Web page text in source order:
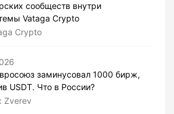
сообществ внутри
Vataga Crypto
Crypto
заминусовал 1000 бирж,
USDT. Что в России?
Zverev